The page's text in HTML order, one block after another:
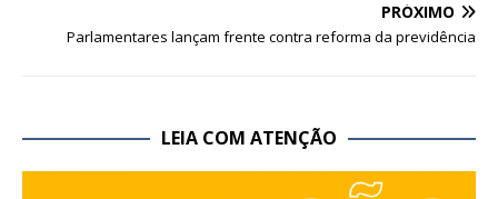
PRÓXIMO
Parlamentares lançam frente contra reforma da previdência
LEIA COM ATENÇÃO